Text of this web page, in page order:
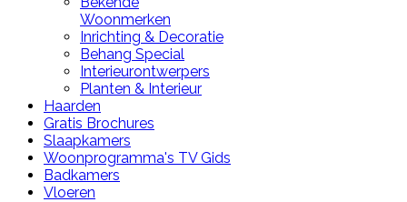
Woonmerken
Inrichting & Decoratie
Behang Special
Interieurontwerpers
Planten & Interieur
Haarden
Gratis Brochures
Slaapkamers
Woonprogramma's TV Gids
Badkamers
Vloeren